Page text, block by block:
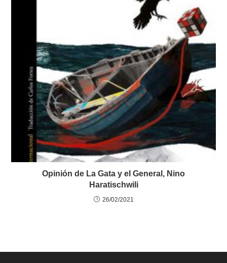
Opinión de La Gata y el General, Nino
Haratischwili
26/02/2021